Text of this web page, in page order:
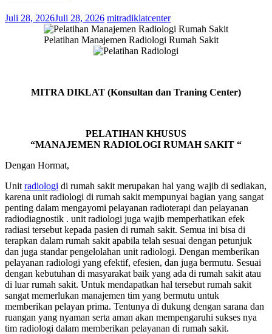
Juli 28, 2026Juli 28, 2026 mitradiklatcenter
Pelatihan Manajemen Radiologi Rumah Sakit
MITRA DIKLAT (Konsultan dan Traning Center)
PELATIHAN KHUSUS
“MANAJEMEN RADIOLOGI RUMAH SAKIT “
Dengan Hormat,
Unit radiologi di rumah sakit merupakan hal yang wajib di sediakan,
karena unit radiologi di rumah sakit mempunyai bagian yang sangat
penting dalam mengayomi pelayanan radioterapi dan pelayanan
radiodiagnostik . unit radiologi juga wajib memperhatikan efek
radiasi tersebut kepada pasien di rumah sakit. Semua ini bisa di
terapkan dalam rumah sakit apabila telah sesuai dengan petunjuk
dan juga standar pengelolahan unit radiologi. Dengan memberikan
pelayanan radiologi yang efektif, efesien, dan juga bermutu. Sesuai
dengan kebutuhan di masyarakat baik yang ada di rumah sakit atau
di luar rumah sakit. Untuk mendapatkan hal tersebut rumah sakit
sangat memerlukan manajemen tim yang bermutu untuk
memberikan pelayan prima. Tentunya di dukung dengan sarana dan
ruangan yang nyaman serta aman akan mempengaruhi sukses nya
tim radiologi dalam memberikan pelayanan di rumah sakit.